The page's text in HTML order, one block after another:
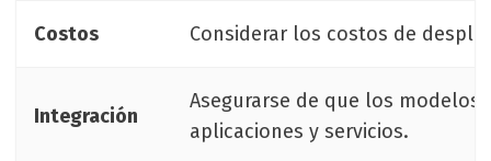
Costos Considerar los costos de
Integración
Asegurarse de que los modelos
aplicaciones y servicios.